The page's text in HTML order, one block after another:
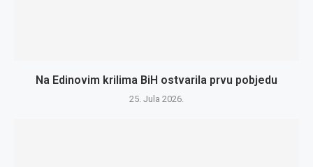
Na Edinovim krilima BiH ostvarila prvu pobjedu
25. Jula 2026.